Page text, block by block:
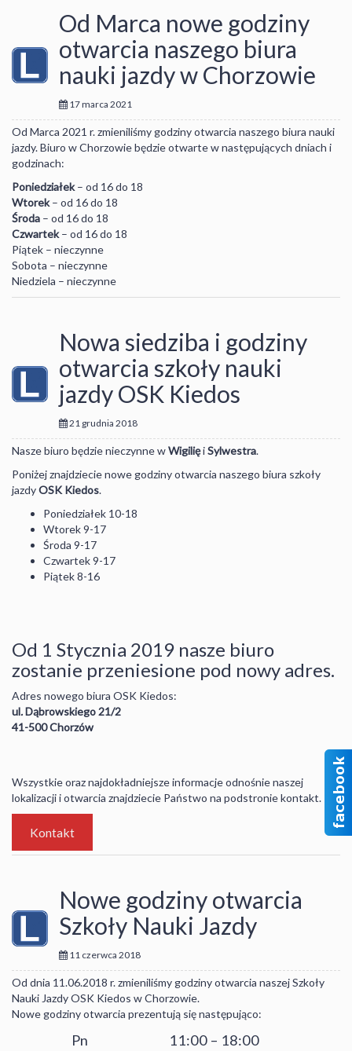
Od Marca nowe godziny
otwarcia naszego biura
nauki jazdy w Chorzowie
17 marca 2021
Od Marca 2021 r. zmieniliśmy godziny otwarcia naszego biura nauki
jazdy. Biuro w Chorzowie będzie otwarte w następujących dniach i
godzinach:
Poniedziałek– od 16 do 18
Wtorek– od 16 do 18
Środa – od 16 do 18
Czwartek– od 16 do 18
Piątek – nieczynne
Sobota – nieczynne
Niedziela – nieczynne
Nowa siedziba i godziny
otwarcia szkoły nauki
jazdy OSK Kiedos
21 grudnia 2018
Nasze biuro będzie nieczynne wWigilięiSylwestra.
Poniżej znajdziecie nowe godziny otwarcia naszego biura szkoły
jazdyOSK Kiedos.
Poniedziałek 10-18
Wtorek 9-17
Środa 9-17
Czwartek 9-17
Piątek 8-16
Od 1 Stycznia 2019 nasze biuro
zostanie przeniesione pod nowy adres.
Adres nowego biura OSK Kiedos:
ul.Dąbrowskiego 21/2
41-500 Chorzów
Wszystkie oraz najdokładniejsze informacje odnośnie naszej
lokalizacji i otwarcia znajdziecie Państwo na podstronie kontakt.
Kontakt
Nowe godziny otwarcia
Szkoły Nauki Jazdy
11 czerwca 2018
Od dnia 11.06.2018 r. zmieniliśmy godziny otwarcia naszej Szkoły
Nauki Jazdy OSK Kiedos w Chorzowie.
Nowe godziny otwarcia prezentują się następująco:
Pn 11:00 – 18:00